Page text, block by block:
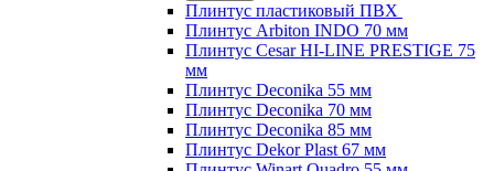
Плинтус пластиковый ПВХ
Плинтус Arbiton INDO 70 мм
Плинтус Cesar HI-LINE PRESTIGE 75
мм
Плинтус Deconika 55 мм
Плинтус Deconika 70 мм
Плинтус Deconika 85 мм
Плинтус Dekor Plast 67 мм